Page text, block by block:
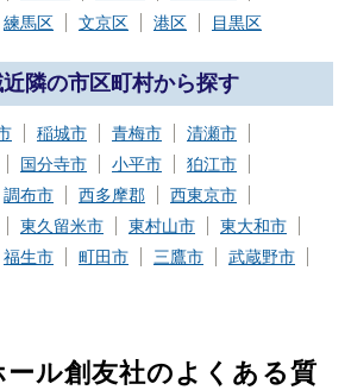
練馬区 文京区 港区 目黒区
隣の市区町村から探す
稲城市 青梅市
清瀬市
国分寺市 小平市
狛江市
調布市 西多摩郡
西東京市
東久留米市 東村山市
東大和市
福生市 町田市 三鷹市
武蔵野市
ル創友社のよくある質